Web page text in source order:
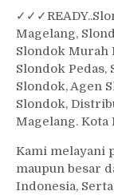
✓ ✓✓
Magelang,
Slondok Murah
Slondok Pedas,
Slondok, Agen
Slondok,
Magelang. Kota
Kami melayani
maupun besar
Indonesia,